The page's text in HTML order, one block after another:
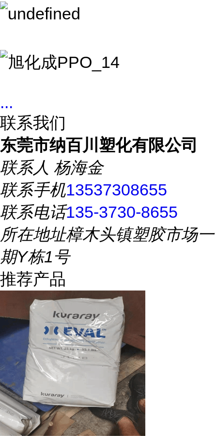
...
联系我们
东莞市纳百川塑化有限公司
联系人 杨海金
联系手机13537308655
联系电话135-3730-8655
所在地址樟木头镇塑胶市场一
期Y栋1号
推荐产品